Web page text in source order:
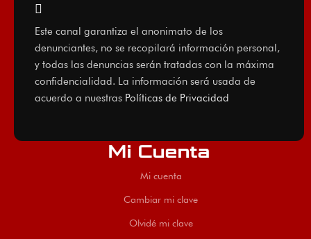
Este canal garantiza el anonimato de los
denunciantes, no se recopilará información personal,
y todas las denuncias serán tratadas con la máxima
confidencialidad. La información será usada de
acuerdo a nuestras Políticas de Privacidad
Mi Cuenta
Mi cuenta
Cambiar mi clave
Olvidé mi clave